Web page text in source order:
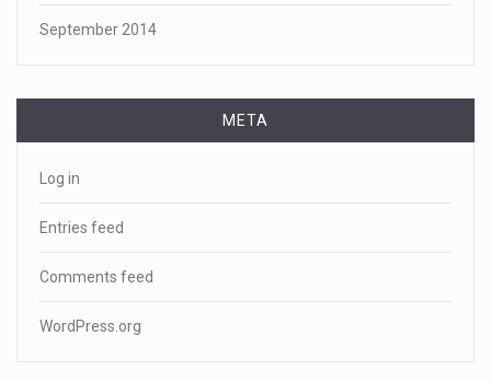
September 2014
META
Log in
Entries feed
Comments feed
WordPress.org